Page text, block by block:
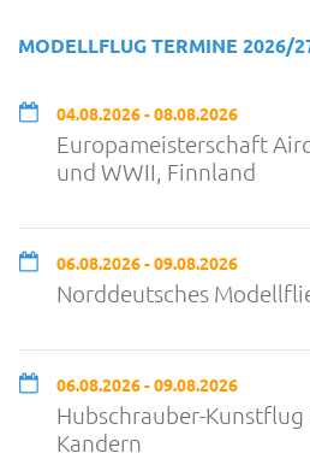
MODELLFLUG TERMINE 2026/
04.08.2026 - 08.08.2026
Europameisterschaft
und WWII, Finnland
06.08.2026 - 09.08.2026
Norddeutsches
06.08.2026 - 09.08.2026
Hubschrauber-
Kandern